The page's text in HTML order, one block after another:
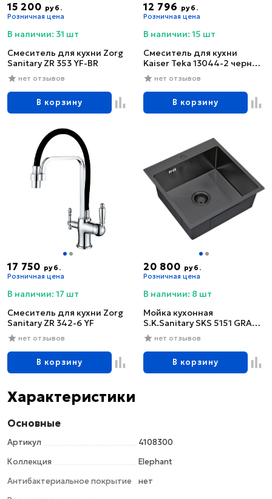
15 200 руб.
Розничная цена
В наличии: 31 шт
Смеситель для кухни Zorg
Sanitary ZR 353 YF-BR
нет отзывов
В корзину
12 796 руб.
Розничная цена
В наличии: 15 шт
Смеситель для кухни
Kaiser Teka 13044-2 черный
глянцевый
нет отзывов
В корзину
17 750 руб.
Розничная цена
В наличии: 17 шт
Смеситель для кухни Zorg
Sanitary ZR 342-6 YF
нет отзывов
В корзину
20 800 руб.
Розничная цена
В наличии: 8 шт
Мойка кухонная
S.K.Sanitary SKS 5151 GRAFIT
с сифоном
нет отзывов
В корзину
Характеристики
Основные
Артикул
4108300
Коллекция
Elephant
Антибактериальное покрытие
нет